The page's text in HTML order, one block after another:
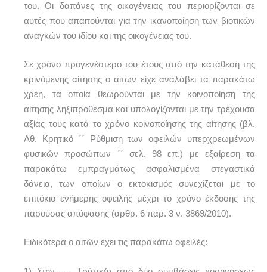
του. Οι δαπάνες της οικογένειας του περιορίζονται σε
αυτές που απαιτούνται για την ικανοποίηση των βιοτικών
αναγκών του ιδίου και της οικογένειας του.
Σε χρόνο προγενέστερο του έτους από την κατάθεση της
κρινόμενης αίτησης ο αιτών είχε αναλάβει τα παρακάτω
χρέη, τα οποία θεωρούνται με την κοινοποίηση της
αίτησης ληξιπρόθεσμα και υπολογίζονται με την τρέχουσα
αξίας τους κατά το χρόνο κοινοποίησης της αίτησης (βλ.
Αθ. Κρητικό ΄΄ Ρύθμιση των οφειλών υπερχρεωμένων
φυσικών προσώπων ΄΄ σελ. 98 επ.) με εξαίρεση τα
παρακάτω εμπραγμάτως ασφαλισμένα στεγαστικά
δάνεια, των οποίων ο εκτοκισμός συνεχίζεται με το
επιτόκιο ενήμερης οφειλής μέχρι το χρόνο έκδοσης της
παρούσας απόφασης (αρθρ. 6 παρ. 3 ν. 3869/2010).
Ειδικότερα ο αιτών έχει τις παρακάτω οφειλές: